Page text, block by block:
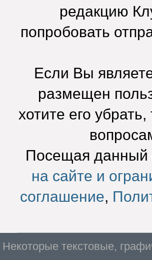
редакцию
попробовать
Если Вы
размещен
хотите его убрать,
Посещая данный
на сайте и
соглашение,
Некоторые текстовые,